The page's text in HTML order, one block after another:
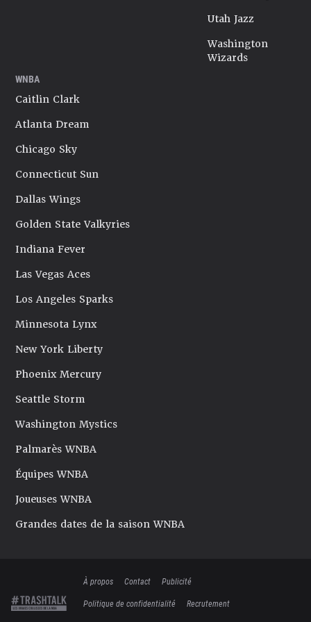
Utah Jazz
Washington
Wizards
WNBA
Caitlin Clark
Atlanta Dream
Chicago Sky
Connecticut Sun
Dallas Wings
Golden State Valkyries
Indiana Fever
Las Vegas Aces
Los Angeles Sparks
Minnesota Lynx
New York Liberty
Phoenix Mercury
Seattle Storm
Washington Mystics
Palmarès WNBA
Équipes WNBA
Joueuses WNBA
Grandes dates de la saison WNBA
À propos Contact
Publicité
Politique de confidentialité
Recrutement